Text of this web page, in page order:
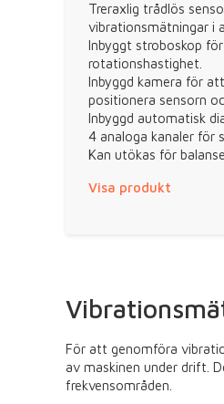
Treraxlig trådlös
vibrationsmätningar i
Inbyggt stroboskop
rotationshastighet.
Inbyggd kamera för
positionera sensorn
Inbyggd automatisk
4 analoga kanaler för
Kan utökas för
Visa produkt
För att genomföra
av maskinen under drift.
frekvensområden.